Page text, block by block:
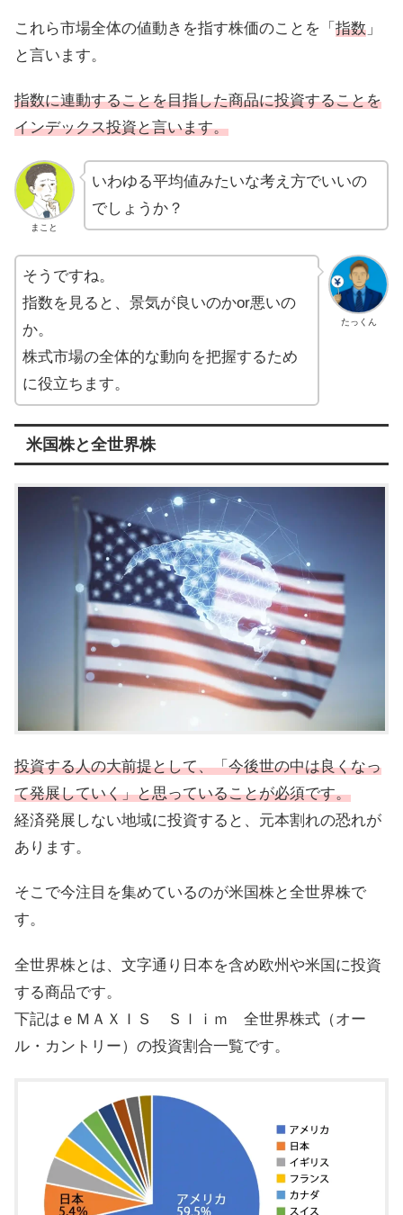
これら市場全体の値動きを指す株価のことを「 指数 」
と言います。
指数に連動することを目指した商品に投資することを
インデックス投資と言います。
まこと
いわゆる平均値みたいな考え方でいいの
でしょうか？
たっくん
そうですね。
指数を見ると、景気が良いのかor悪いの
か。
株式市場の全体的な動向を把握するため
に役立ちます。
米国株と全世界株
投資する人の大前提として、「今後世の中は良くなっ
て発展していく」と思っていることが必須です。
経済発展しない地域に投資すると、元本割れの恐れが
あります。
そこで今注目を集めているのが米国株と全世界株で
す。
全世界株とは、文字通り日本を含め欧州や米国に投資
する商品です。
下記はｅＭＡＸＩＳ Ｓｌｉｍ 全世界株式（オー
ル・カントリー）の投資割合一覧です。